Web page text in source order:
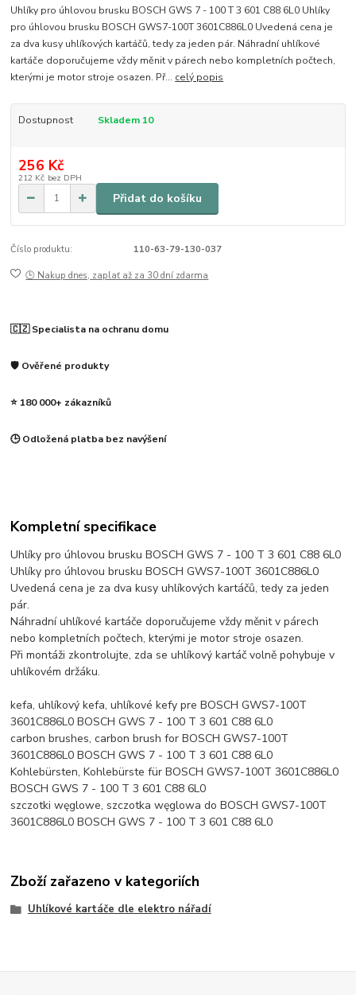
Uhlíky pro úhlovou brusku BOSCH GWS 7 - 100 T 3 601 C88 6L0 Uhlíky
pro úhlovou brusku BOSCH GWS7-100T 3601C886L0 Uvedená cena je
za dva kusy uhlíkových kartáčů, tedy za jeden pár. Náhradní uhlíkové
kartáče doporučujeme vždy měnit v párech nebo kompletních počtech,
kterými je motor stroje osazen. Př... celý popis
Dostupnost Skladem 10
256 Kč
212 Kč bez DPH
Přidat do košíku
Číslo produktu: 110-63-79-130-037
🕒 Nakup dnes, zaplať až za 30 dní zdarma
🇨🇿 Specialista na ochranu domu
🛡️ Ověřené produkty
⭐ 180 000+ zákazníků
🕒 Odložená platba bez navýšení
Kompletní specifikace
Uhlíky pro úhlovou brusku BOSCH GWS 7 - 100 T 3 601 C88 6L0
Uhlíky pro úhlovou brusku BOSCH GWS7-100T 3601C886L0
Uvedená cena je za dva kusy uhlíkových kartáčů, tedy za jeden
pár.
Náhradní uhlíkové kartáče doporučujeme vždy měnit v párech
nebo kompletních počtech, kterými je motor stroje osazen.
Při montáži zkontrolujte, zda se uhlíkový kartáč volně pohybuje v
uhlíkovém držáku.
kefa, uhlíkový kefa, uhlíkové kefy pre BOSCH GWS7-100T
3601C886L0 BOSCH GWS 7 - 100 T 3 601 C88 6L0
carbon brushes, carbon brush for BOSCH GWS7-100T
3601C886L0 BOSCH GWS 7 - 100 T 3 601 C88 6L0
Kohlebürsten, Kohlebürste für BOSCH GWS7-100T 3601C886L0
BOSCH GWS 7 - 100 T 3 601 C88 6L0
szczotki węglowe, szczotka węglowa do BOSCH GWS7-100T
3601C886L0 BOSCH GWS 7 - 100 T 3 601 C88 6L0
Zboží zařazeno v kategoriích
Uhlíkové kartáče dle elektro nářadí